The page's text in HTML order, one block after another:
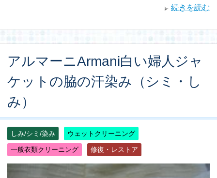
続きを読む
アルマーニArmani白い婦人ジャ
ケットの脇の汗染み（シミ・し
み）
しみ/シミ/染み ウェットクリーニング
一般衣類クリーニング 修復・レストア